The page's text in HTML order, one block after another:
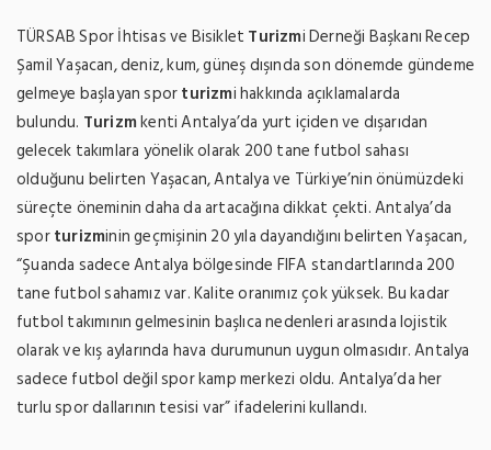
TÜRSAB Spor İhtisas ve Bisiklet Turizmi Derneği Başkanı Recep
Şamil Yaşacan, deniz, kum, güneş dışında son dönemde gündeme
gelmeye başlayan sporturizmi hakkında açıklamalarda
bulundu. Turizmkenti Antalya’da yurt içiden ve dışarıdan
gelecek takımlara yönelik olarak 200 tane futbol sahası
olduğunu belirten Yaşacan, Antalya ve Türkiye’nin önümüzdeki
süreçte öneminin daha da artacağına dikkat çekti. Antalya’da
sporturizminin geçmişinin 20 yıla dayandığını belirten Yaşacan,
“Şuanda sadece Antalya bölgesinde FIFA standartlarında 200
tane futbol sahamız var. Kalite oranımız çok yüksek. Bu kadar
futbol takımının gelmesinin başlıca nedenleri arasında lojistik
olarak ve kış aylarında hava durumunun uygun olmasıdır. Antalya
sadece futbol değil spor kamp merkezi oldu. Antalya’da her
turlu spor dallarının tesisi var” ifadelerini kullandı.